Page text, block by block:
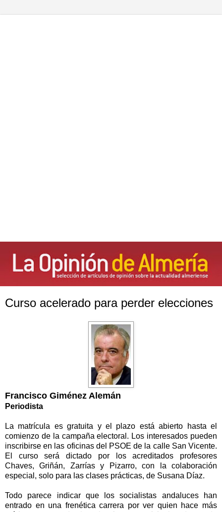
Curso acelerado para perder elecciones
Francisco Giménez Alemán
Periodista
La matrícula es gratuita y el plazo está abierto hasta el
comienzo de la campaña electoral. Los interesados pueden
inscribirse en las oficinas del PSOE de la calle San Vicente.
El curso será dictado por los acreditados profesores
Chaves, Griñán, Zarrías y Pizarro, con la colaboración
especial, solo para las clases prácticas, de Susana Díaz.
Todo parece indicar que los socialistas andaluces han
entrado en una frenética carrera por ver quien hace más